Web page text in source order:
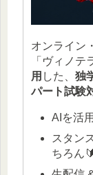
オンライン
「ヴィノテ
用 した、独
パート試験
AIを活
スタン
ちろん